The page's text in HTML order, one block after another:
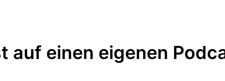
auf einen eigenen